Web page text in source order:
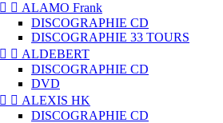
  ALAMO Frank
DISCOGRAPHIE CD
DISCOGRAPHIE 33 TOURS
  ALDEBERT
DISCOGRAPHIE CD
DVD
  ALEXIS HK
DISCOGRAPHIE CD